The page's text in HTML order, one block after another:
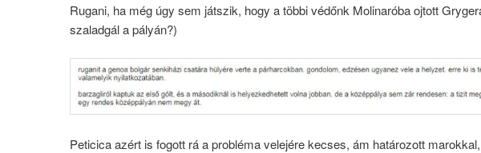
Rugani, ha még úgy sem játszik, hogy a többi védőnk Molinaróba ojtott
szaladgál a pályán?)
Peticica azért is fogott rá a probléma velejére kecses, ám határozott